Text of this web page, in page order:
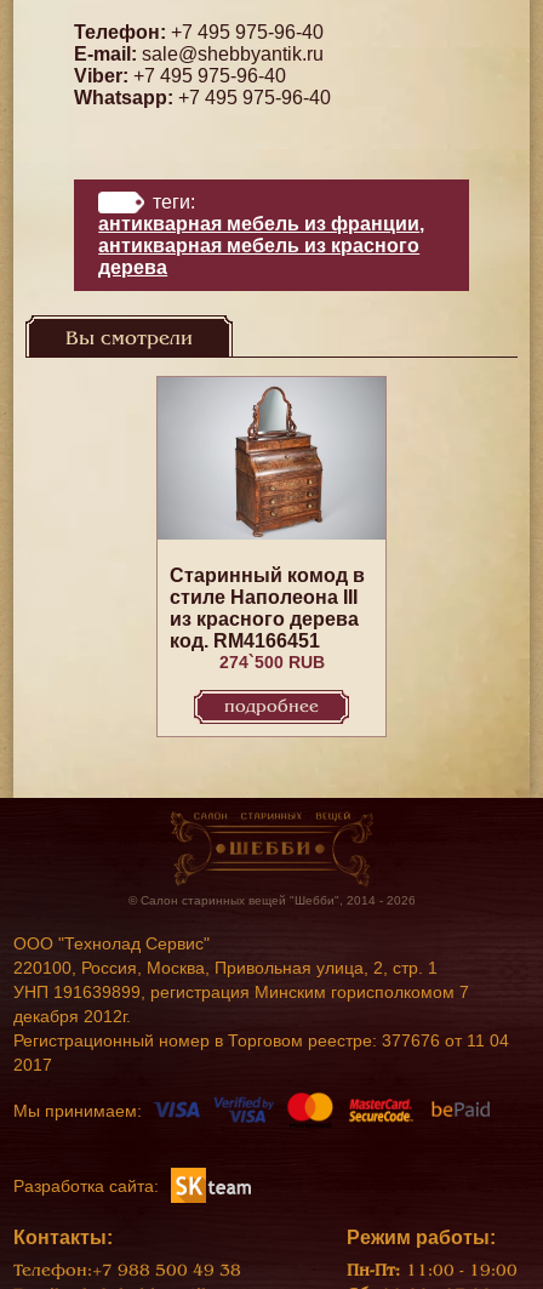
Телефон: +7 495 975-96-40
E-mail: sale@shebbyantik.ru
Viber: +7 495 975-96-40
Whatsapp: +7 495 975-96-40
теги:
антикварная мебель из франции,
антикварная мебель из красного
дерева
Вы смотрели
Старинный комод в
стиле Наполеона III
из красного дерева
код. RM4166451
274`500 RUB
подробнее
© Салон старинных вещей "Шебби", 2014 - 2026
ООО "Технолад Сервис"
220100, Россия, Москва, Привольная улица, 2, стр. 1
УНП 191639899, регистрация Минским горисполкомом 7
декабря 2012г.
Регистрационный номер в Торговом реестре: 377676 от 11 04
2017
Мы принимаем:
Разработка сайта:
Контакты:
Телефон:+7 988 500 49 38
Режим работы:
Пн-Пт: 11:00 - 19:00